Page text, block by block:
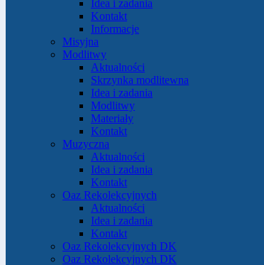
Idea i zadania
Kontakt
Informacje
Misyjna
Modlitwy
Aktualności
Skrzynka modlitewna
Idea i zadania
Modlitwy
Materiały
Kontakt
Muzyczna
Aktualności
Idea i zadania
Kontakt
Oaz Rekolekcyjnych
Aktualności
Idea i zadania
Kontakt
Oaz Rekolekcyjnych DK
Oaz Rekolekcyjnych DK